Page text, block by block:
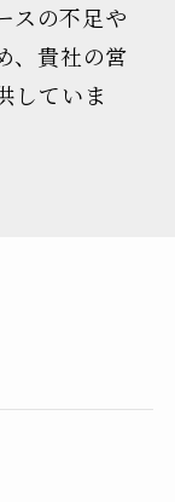
スの不足や
、貴社の営
していま